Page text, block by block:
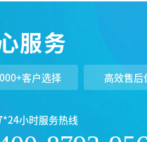
文案和配色方案和网站架构
设计，所有的设计必须符合奥
开发一款app软件需要投入的
左右。通常来说找app开发公
站市场竞争拉开了新的帷幕。
板颜值号称可以秒杀90%的网
服务
客户选择 高效售后
小时服务热线